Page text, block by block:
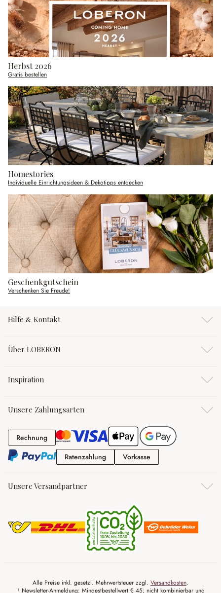
Herbst 2026
Gratis bestellen
Homestories
Individuelle Einrichtungsideen & Dekotipps entdecken
Geschenkgutschein
Verschenken Sie Freude!
Hilfe & Kontakt
Über LOBERON
Inspiration
Unsere Zahlungsarten
RechnungRechnung
RatenzahlungRatenzahlung
Vorkasse
Unsere Versandpartner
Alle Preise inkl. gesetzl. Mehrwertsteuer zzgl. Versandkosten.
¹ Newsletter-Anmeldung: Mindestbestellwert € 45; nicht kombinierbar und